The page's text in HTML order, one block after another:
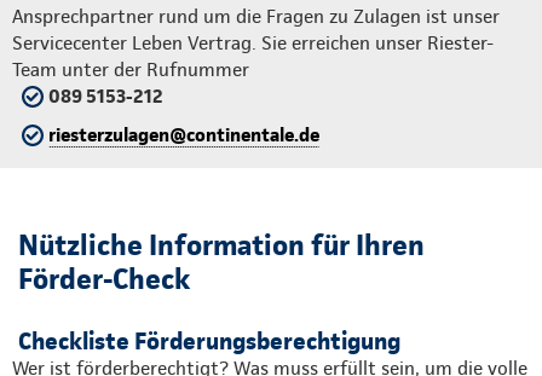
Ansprechpartner rund um die Fragen zu Zulagen ist unser
Servicecenter Leben Vertrag. Sie erreichen unser Riester-
Team unter der Rufnummer
089 5153-212
riesterzulagen@continentale.de
Nützliche Information für Ihren
Förder-Check
Checkliste Förderungsberechtigung
Wer ist förderberechtigt? Was muss erfüllt sein, um die volle